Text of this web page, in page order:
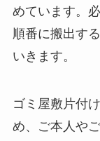
めています。
順番に搬出す
いきます。
ゴミ屋敷片付
め、ご本人や